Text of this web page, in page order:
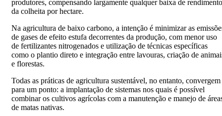
produtores, compensando largamente qualquer baixa de rendimento
da colheita por hectare.
Na agricultura de baixo carbono, a intenção é minimizar as
de gases de efeito estufa decorrentes da produção, com menor uso
de fertilizantes nitrogenados e utilização de técnicas específicas
como o plantio direto e integração entre lavouras, criação de
e florestas.
Todas as práticas de agricultura sustentável, no entanto, convergem
para um ponto: a implantação de sistemas nos quais é possível
combinar os cultivos agrícolas com a manutenção e manejo de
de matas nativas.